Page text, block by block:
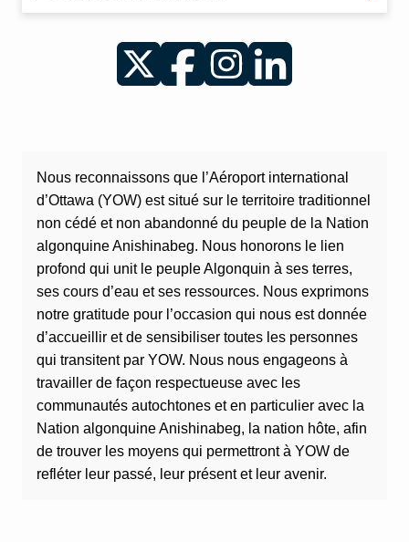
Twitter FacebookInstagramLinkedIn
Nous reconnaissons que l’Aéroport international
d’Ottawa (YOW) est situé sur le territoire traditionnel
non cédé et non abandonné du peuple de la Nation
algonquine Anishinabeg. Nous honorons le lien
profond qui unit le peuple Algonquin à ses terres,
ses cours d’eau et ses ressources. Nous exprimons
notre gratitude pour l’occasion qui nous est donnée
d’accueillir et de sensibiliser toutes les personnes
qui transitent par YOW. Nous nous engageons à
travailler de façon respectueuse avec les
communautés autochtones et en particulier avec la
Nation algonquine Anishinabeg, la nation hôte, afin
de trouver les moyens qui permettront à YOW de
refléter leur passé, leur présent et leur avenir.